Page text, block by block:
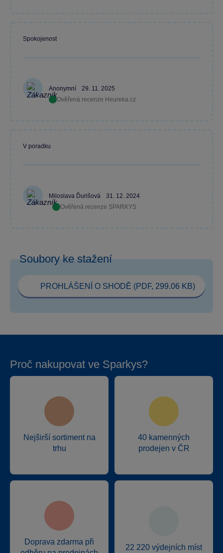
Anonymní
29. 11. 2025
Ověřená recenze Heureka.cz
Spokojenost
Miloslava Ďurišová
31. 12. 2024
Ověřená recenze SPARKYS
V poradku
Soubory ke stažení
PROHLÁŠENÍ O SHODĚ (PDF, 299.06 KB)
Proč nakupovat ve Sparkys?
Nejširší sortiment na
trhu
40 kamenných
prodejen v ČR
Doprava zdarma při
22 220 výdejních míst